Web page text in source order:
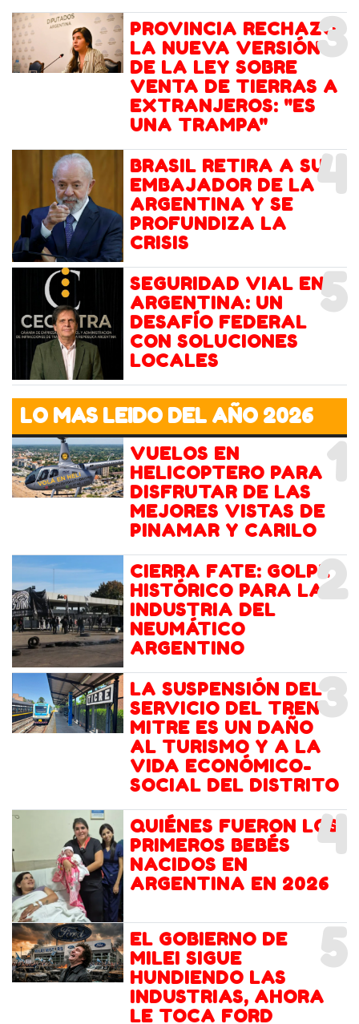
3
PROVINCIA RECHAZÓ
LA NUEVA VERSIÓN
DE LA LEY SOBRE
VENTA DE TIERRAS A
EXTRANJEROS: "ES
UNA TRAMPA"
4
BRASIL RETIRA A SU
EMBAJADOR DE LA
ARGENTINA Y SE
PROFUNDIZA LA
CRISIS
5
SEGURIDAD VIAL EN
ARGENTINA: UN
DESAFÍO FEDERAL
CON SOLUCIONES
LOCALES
LO MAS LEIDO DEL AÑO 2026
1
VUELOS EN
HELICOPTERO PARA
DISFRUTAR DE LAS
MEJORES VISTAS DE
PINAMAR Y CARILO
2
CIERRA FATE: GOLPE
HISTÓRICO PARA LA
INDUSTRIA DEL
NEUMÁTICO
ARGENTINO
3
LA SUSPENSIÓN DEL
SERVICIO DEL TREN
MITRE ES UN DAÑO
AL TURISMO Y A LA
VIDA ECONÓMICO-
SOCIAL DEL DISTRITO
4
QUIÉNES FUERON LOS
PRIMEROS BEBÉS
NACIDOS EN
ARGENTINA EN 2026
5
EL GOBIERNO DE
MILEI SIGUE
HUNDIENDO LAS
INDUSTRIAS, AHORA
LE TOCA FORD